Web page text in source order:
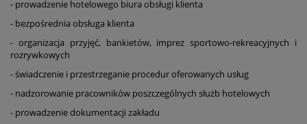
- prowadzenie hotelowego biura obsługi klienta
- bezpośrednia obsługa klienta
- organizacja przyjęć, bankietów, imprez sportowo-rekreacyjnych i
rozrywkowych
- świadczenie i przestrzeganie procedur oferowanych usług
- nadzorowanie pracowników poszczególnych służb hotelowych
- prowadzenie dokumentacji zakładu